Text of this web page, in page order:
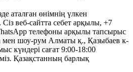
аталған өнімнің үлкен
веб-сайтта себет арқылы, +7
телефоны арқылы тапсырыс
мен шоу-рум Алматы қ., Қазыбаев к-
күндері сағат 9:00-18:00
Қазақстанның барлық